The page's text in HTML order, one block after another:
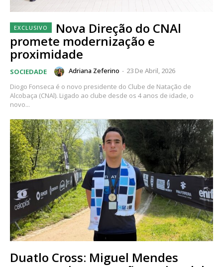
Nova Direção do CNAl
promete modernização e
proximidade
SOCIEDADE Adriana Zeferino - 23 De Abril, 2026
Diogo Fonseca é o novo presidente do Clube de Natação de
Alcobaça (CNAl). Ligado ao clube desde os 4 anos de idade, o
novo...
Duatlo Cross: Miguel Mendes